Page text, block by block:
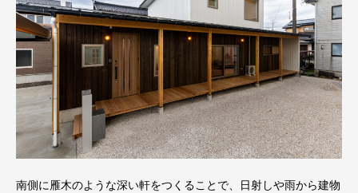
南側に雁木のような深い軒をつくることで、日射しや雨から建物